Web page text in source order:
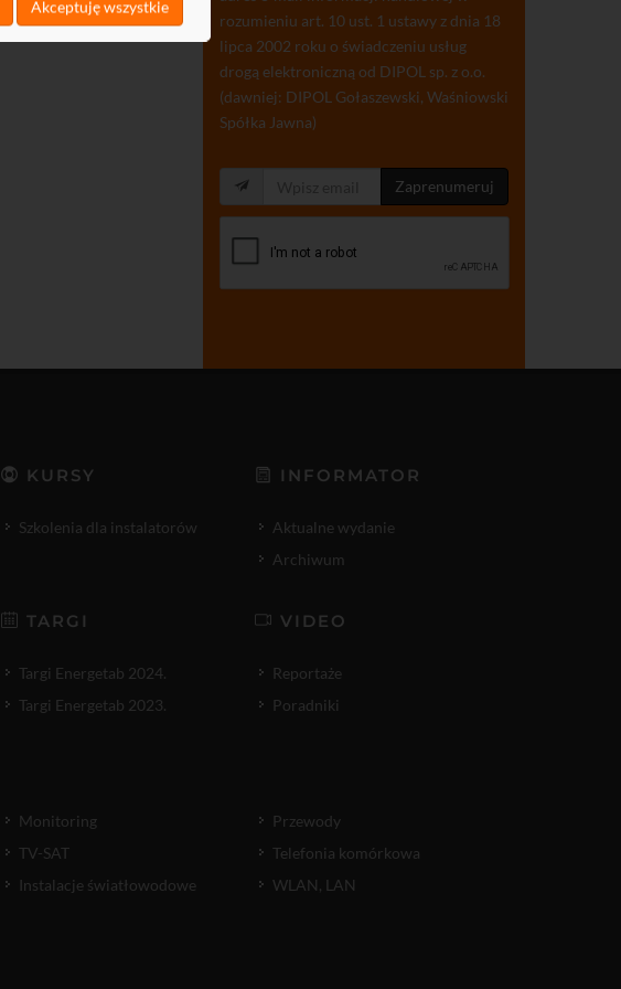
Akceptuję wszystkie
rozumieniu art. 10 ust. 1 ustawy z dnia 18
lipca 2002 roku o świadczeniu usług
drogą elektroniczną od DIPOL sp. z o.o.
(dawniej: DIPOL Gołaszewski, Waśniowski
Spółka Jawna)
Zaprenumeruj
KURSY
Szkolenia dla instalatorów
TARGI
Targi Energetab 2024.
Targi Energetab 2023.
INFORMATOR
Aktualne wydanie
Archiwum
VIDEO
Reportaże
Poradniki
Monitoring
TV-SAT
Instalacje światłowodowe
Przewody
Telefonia komórkowa
WLAN, LAN